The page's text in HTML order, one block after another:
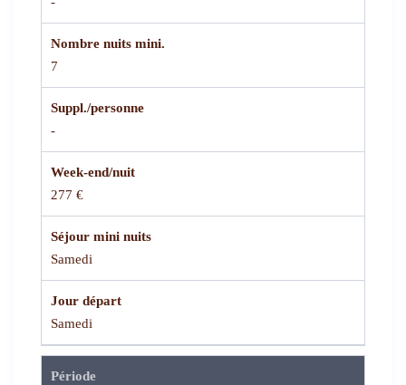
Nombre nuits mini.
7
Suppl./personne
-
Week-end/nuit
277 €
Séjour mini nuits
Samedi
Jour départ
Samedi
Période